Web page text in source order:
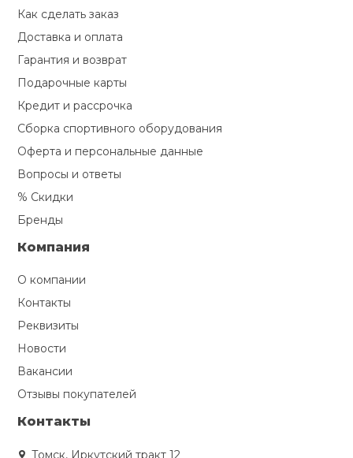
Как сделать заказ
Доставка и оплата
Гарантия и возврат
Подарочные карты
Кредит и рассрочка
Сборка спортивного оборудования
Оферта и персональные данные
Вопросы и ответы
% Скидки
Бренды
Компания
О компании
Контакты
Реквизиты
Новости
Вакансии
Отзывы покупателей
Контакты